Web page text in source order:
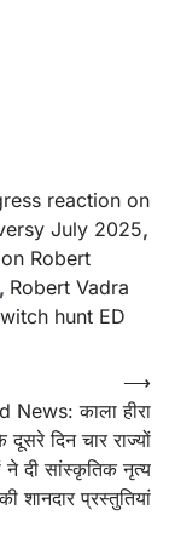
reaction on
July 2025,
Robert
, Robert Vadra
witch hunt ED
News: काला हीरा
दूसरे दिन चार राज्यों
दी सांस्कृतिक नृत्य
शानदार प्रस्तुतियां
⟶